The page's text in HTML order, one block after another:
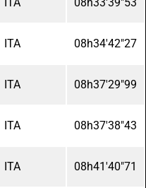
ITA 08h34'42"27
ITA 08h37'29"99
ITA 08h37'38"43
ITA 08h41'40"71